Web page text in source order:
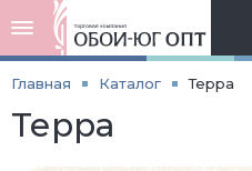
Главная Каталог Терра
Терра